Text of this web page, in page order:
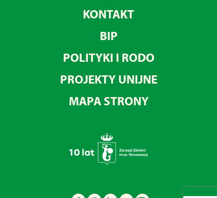
KONTAKT
BIP
POLITYKI I RODO
PROJEKTY UNIJNE
MAPA STRONY